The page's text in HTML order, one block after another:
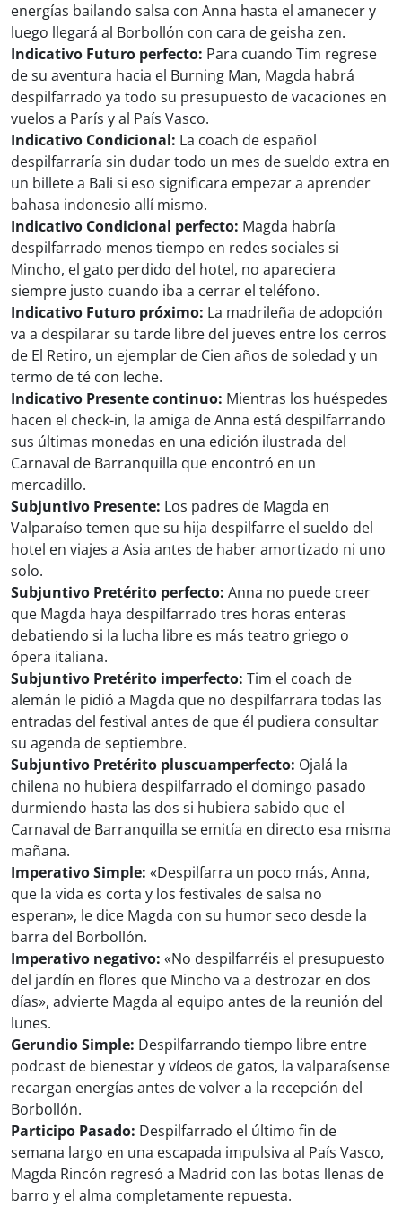
energías bailando salsa con Anna hasta el amanecer y
luego llegará al Borbollón con cara de geisha zen.
Indicativo Futuro perfecto: Para cuando Tim regrese
de su aventura hacia el Burning Man, Magda habrá
despilfarrado ya todo su presupuesto de vacaciones en
vuelos a París y al País Vasco.
Indicativo Condicional: La coach de español
despilfarraría sin dudar todo un mes de sueldo extra en
un billete a Bali si eso significara empezar a aprender
bahasa indonesio allí mismo.
Indicativo Condicional perfecto: Magda habría
despilfarrado menos tiempo en redes sociales si
Mincho, el gato perdido del hotel, no apareciera
siempre justo cuando iba a cerrar el teléfono.
Indicativo Futuro próximo: La madrileña de adopción
va a despilarar su tarde libre del jueves entre los cerros
de El Retiro, un ejemplar de Cien años de soledad y un
termo de té con leche.
Indicativo Presente continuo: Mientras los huéspedes
hacen el check-in, la amiga de Anna está despilfarrando
sus últimas monedas en una edición ilustrada del
Carnaval de Barranquilla que encontró en un
mercadillo.
Subjuntivo Presente: Los padres de Magda en
Valparaíso temen que su hija despilfarre el sueldo del
hotel en viajes a Asia antes de haber amortizado ni uno
solo.
Subjuntivo Pretérito perfecto: Anna no puede creer
que Magda haya despilfarrado tres horas enteras
debatiendo si la lucha libre es más teatro griego o
ópera italiana.
Subjuntivo Pretérito imperfecto: Tim el coach de
alemán le pidió a Magda que no despilfarrara todas las
entradas del festival antes de que él pudiera consultar
su agenda de septiembre.
Subjuntivo Pretérito pluscuamperfecto: Ojalá la
chilena no hubiera despilfarrado el domingo pasado
durmiendo hasta las dos si hubiera sabido que el
Carnaval de Barranquilla se emitía en directo esa misma
mañana.
Imperativo Simple: «Despilfarra un poco más, Anna,
que la vida es corta y los festivales de salsa no
esperan», le dice Magda con su humor seco desde la
barra del Borbollón.
Imperativo negativo: «No despilfarréis el presupuesto
del jardín en flores que Mincho va a destrozar en dos
días», advierte Magda al equipo antes de la reunión del
lunes.
Gerundio Simple: Despilfarrando tiempo libre entre
podcast de bienestar y vídeos de gatos, la valparaísense
recargan energías antes de volver a la recepción del
Borbollón.
Participo Pasado: Despilfarrado el último fin de
semana largo en una escapada impulsiva al País Vasco,
Magda Rincón regresó a Madrid con las botas llenas de
barro y el alma completamente repuesta.